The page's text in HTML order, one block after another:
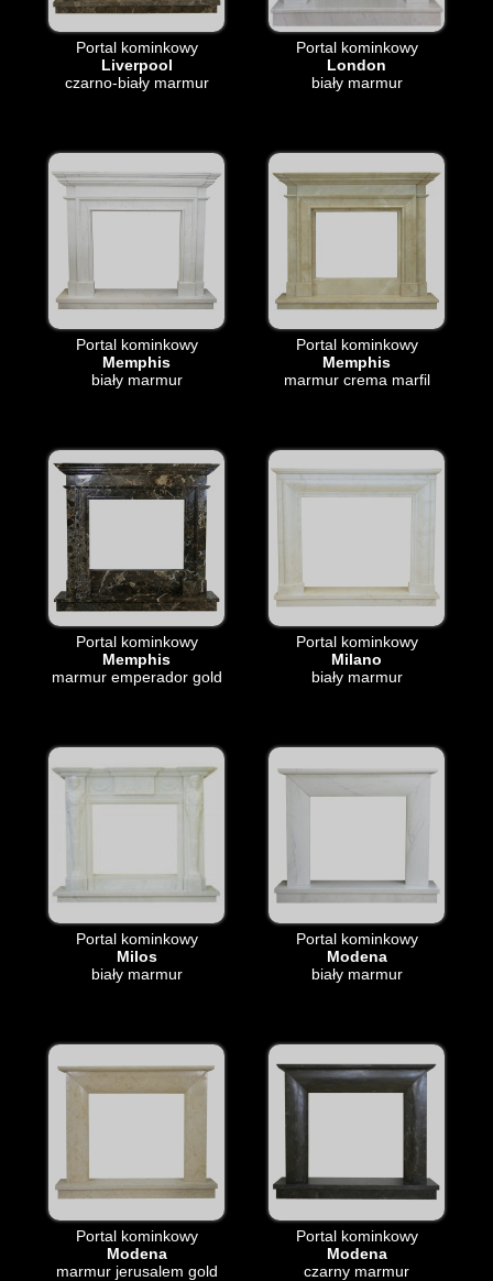
Portal kominkowy
Liverpool
czarno-biały marmur
Portal kominkowy
London
biały marmur
Portal kominkowy
Memphis
biały marmur
Portal kominkowy
Memphis
marmur crema marfil
Portal kominkowy
Memphis
marmur emperador gold
Portal kominkowy
Milano
biały marmur
Portal kominkowy
Milos
biały marmur
Portal kominkowy
Modena
biały marmur
Portal kominkowy
Modena
marmur jerusalem gold
Portal kominkowy
Modena
czarny marmur